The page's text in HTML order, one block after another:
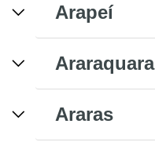
Arapeí
Araraquara
Araras